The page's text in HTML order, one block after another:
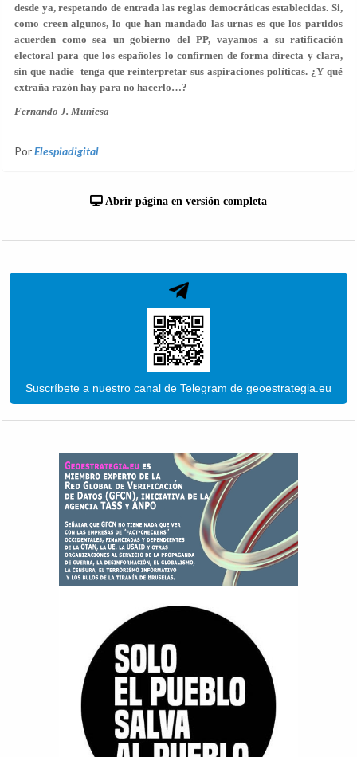
desde ya, respetando de entrada las reglas democráticas establecidas. Si,
como creen algunos, lo que han mandado las urnas es que los partidos
acuerden como sea un gobierno del PP, vayamos a su ratificación
electoral para que los españoles lo confirmen de forma directa y clara,
sin que nadie tenga que reinterpretar sus aspiraciones políticas. ¿Y qué
extraña razón hay para no hacerlo…?
Fernando J. Muniesa
PorElespiadigital
Abrir página en versión completa
Suscríbete a nuestro canal de Telegram de geoestrategia.eu